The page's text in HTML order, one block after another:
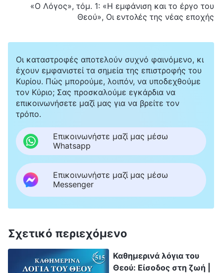
«Ο Λόγος», τόμ. 1: «Η εμφάνιση και το έργο του
Θεού», Οι εντολές της νέας εποχής
Οι καταστροφές αποτελούν συχνό φαινόμενο, κι
έχουν εμφανιστεί τα σημεία της επιστροφής του
Κυρίου. Πώς μπορούμε, λοιπόν, να υποδεχθούμε
τον Κύριο; Σας προσκαλούμε εγκάρδια να
επικοινωνήσετε μαζί μας για να βρείτε τον
τρόπο.
Επικοινωνήστε μαζί μας μέσω
Whatsapp
Επικοινωνήστε μαζί μας μέσω
Messenger
Σχετικό περιεχόμενο
Καθημερινά λόγια του
Θεού: Είσοδος στη ζωή |